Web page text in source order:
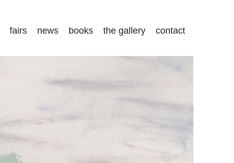
fairs news books the gallery contact